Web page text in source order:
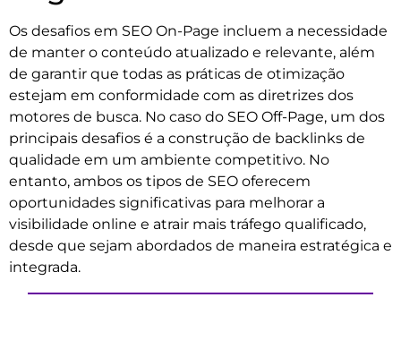
Os desafios em SEO On-Page incluem a necessidade
de manter o conteúdo atualizado e relevante, além
de garantir que todas as práticas de otimização
estejam em conformidade com as diretrizes dos
motores de busca. No caso do SEO Off-Page, um dos
principais desafios é a construção de backlinks de
qualidade em um ambiente competitivo. No
entanto, ambos os tipos de SEO oferecem
oportunidades significativas para melhorar a
visibilidade online e atrair mais tráfego qualificado,
desde que sejam abordados de maneira estratégica e
integrada.